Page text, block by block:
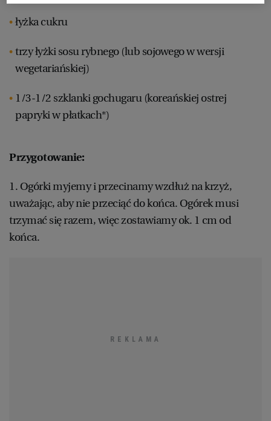
łyżka cukru
trzy łyżki sosu rybnego (lub sojowego w wersji
wegetariańskiej)
1/3-1/2 szklanki gochugaru (koreańskiej ostrej
papryki w płatkach*)
Przygotowanie:
1. Ogórki myjemy i przecinamy wzdłuż na krzyż,
uważając, aby nie przeciąć do końca. Ogórek musi
trzymać się razem, więc zostawiamy ok. 1 cm od
końca.